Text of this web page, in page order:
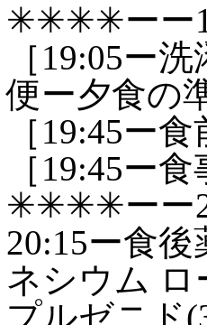
✳✳✳✳ーー
［19:05ー
便ー夕食の
［19:45ー
［19:45ー
✳✳✳✳ーー
20:15ー食
ネシウム ロ
プルゼニド